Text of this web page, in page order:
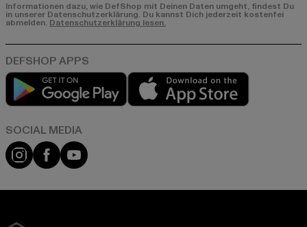
Informationen dazu, wie DefShop mit Deinen Daten umgeht, findest Du
in unserer Datenschutzerklärung. Du kannst Dich jederzeit kostenfei
abmelden. Datenschutzerklärung lesen.
Play market
Instagram
FacebookYouTube